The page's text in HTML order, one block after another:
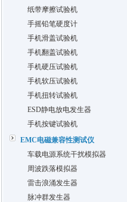
纸带摩擦试验机
手摇铅笔硬度计
手机滑盖试验机
手机翻盖试验机
手机硬压试验机
手机软压试验机
手机扭转试验机
ESD静电放电发生器
手机按键试验机
EMC电磁兼容性测试仪
车载电源系统干扰模拟器
周波跌落模拟器
雷击浪涌发生器
脉冲群发生器